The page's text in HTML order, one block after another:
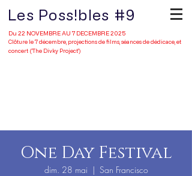
Les Poss!bles #9
Du 22 NOVEMBRE AU 7 DECEMBRE 2025
Clôture le 7 décembre, projections de films, séances de dédicace, et
concert ('The Divky Project')
One Day Festival
dim. 28 mai
  |
San Francisco